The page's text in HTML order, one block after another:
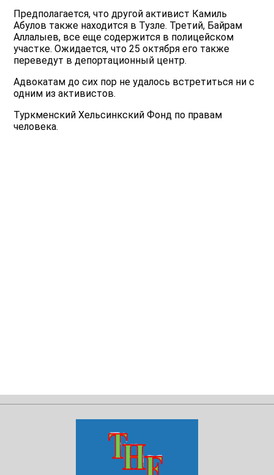
Предполагается, что другой активист Камиль
Абулов также находится в Тузле. Третий, Байрам
Аллалыев, все еще содержится в полицейском
участке. Ожидается, что 25 октября его также
переведут в депортационный центр.
Адвокатам до сих пор не удалось встретиться ни с
одним из активистов.
Туркменский Хельсинкский Фонд по правам
человека.